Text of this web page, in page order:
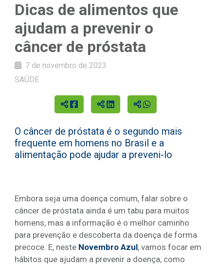
Dicas de alimentos que
ajudam a prevenir o
câncer de próstata
7 de novembro de 2023
SAÚDE
O câncer de próstata é o segundo mais
frequente em homens no Brasil e a
alimentação pode ajudar a preveni-lo
Embora seja uma doença comum, falar sobre o
câncer de próstata ainda é um tabu para muitos
homens, mas a informação é o melhor caminho
para prevenção e descoberta da doença de forma
precoce. E, neste Novembro Azul, vamos focar em
hábitos que ajudam a prevenir a doença, como